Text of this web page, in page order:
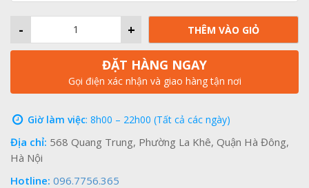
+
- THÊM VÀO GIỎ
ĐẶT HÀNG NGAY
Gọi điện xác nhận và giao hàng tận nơi
Giờ làm việc: 8h00 – 22h00 (Tất cả các ngày)
Địa chỉ: 568 Quang Trung, Phường La Khê, Quận Hà Đông,
Hà Nội
Hotline: 096.7756.365